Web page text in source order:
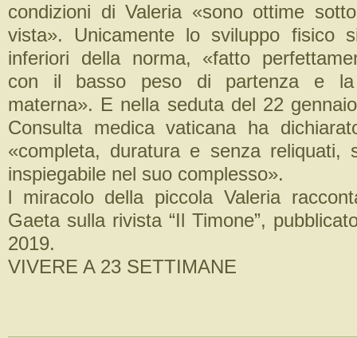
condizioni di Valeria «sono ottime
vista». Unicamente lo sviluppo fisico
inferiori della norma, «fatto
con il basso peso di partenza e la
materna». E nella seduta del 22
Consulta medica vaticana ha
«completa, duratura e senza reliquati,
inspiegabile nel suo complesso».
l miracolo della piccola Valeria
Gaeta sulla rivista “Il Timone”,
2019.
VIVERE A 23 SETTIMANE